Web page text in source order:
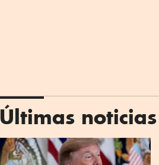
Últimas noticias